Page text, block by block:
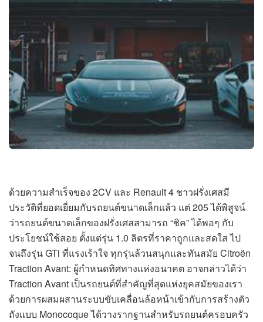
ด้วยความสำเร็จของ 2CV และ Renault 4 ชาวฝรั่งเศสมี
ประวัติที่ยอดเยี่ยมกับรถยนต์ขนาดเล็กแล้ว แต่ 205 ได้พิสูจน์
ว่ารถยนต์ขนาดเล็กของฝรั่งเศสสามารถ “ชิค” ได้พอๆ กับ
ประโยชน์ใช้สอย ตั้งแต่รุ่น 1.0 ลิตรที่ราคาถูกและสดใส ไป
จนถึงรุ่น GTi ที่แรงเร้าใจ ทุกรุ่นล้วนสนุกและทันสมัย Citroën
Traction Avant: ผู้กำหนดทิศทางแห่งอนาคต อาจกล่าวได้ว่า
Traction Avant เป็นรถยนต์ที่สำคัญที่สุดแห่งยุคสมัยของเรา
ด้วยการผสมผสานระบบขับเคลื่อนล้อหน้าเข้ากับการสร้างตัว
ถังแบบ Monocoque ได้วางรากฐานสำหรับรถยนต์ครอบครัว